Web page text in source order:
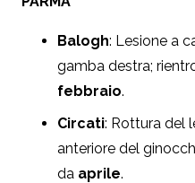
Balogh: Lesione a
gamba destra;
febbraio.
Circati: Rottura del
anteriore del
da aprile.